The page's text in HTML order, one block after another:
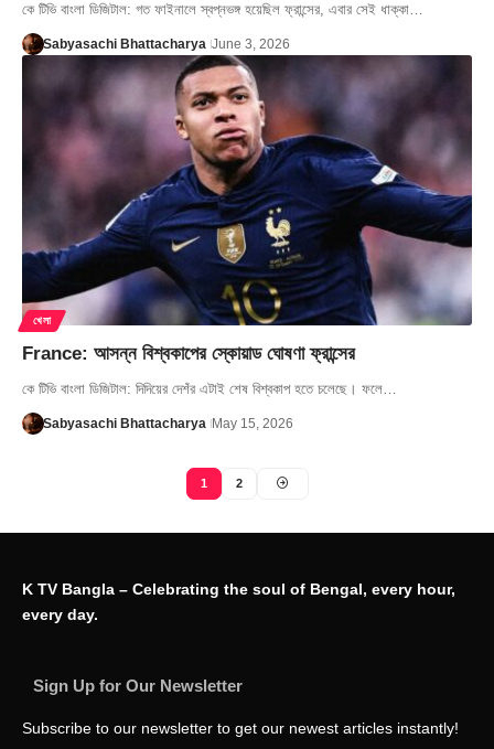
কে টিভি বাংলা ডিজিটাল: গত ফাইনালে স্বপ্নভঙ্গ হয়েছিল ফ্রান্সের, এবার সেই ধাক্কা…
Sabyasachi Bhattacharya June 3, 2026
খেলা
France: আসন্ন বিশ্বকাপের স্কোয়াড ঘোষণা ফ্রান্সের
কে টিভি বাংলা ডিজিটাল: দিদিয়ের দেশঁর এটাই শেষ বিশ্বকাপ হতে চলেছে। ফলে…
Sabyasachi Bhattacharya May 15, 2026
1 2
K TV Bangla – Celebrating the soul of Bengal, every hour,
every day.
Sign Up for Our Newsletter
Subscribe to our newsletter to get our newest articles instantly!